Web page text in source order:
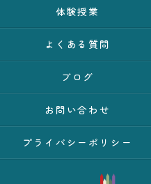
体験授業
よくある質問
ブログ
お問い合わせ
プライバシーポリシー